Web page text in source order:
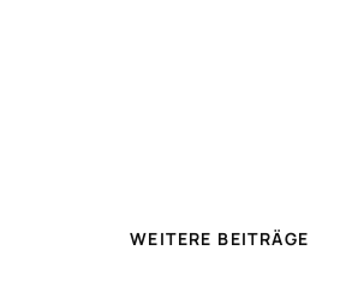
WEITERE BEITRÄGE